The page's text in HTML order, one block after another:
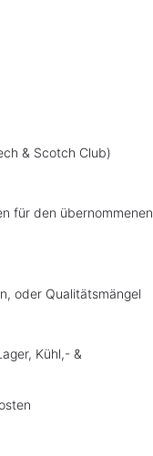
& Scotch Club)
für den übernommenen
oder Qualitätsmängel
Kühl,- &